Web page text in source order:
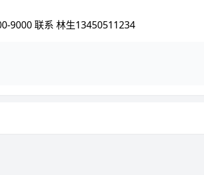
9000 联系 林生13450511234